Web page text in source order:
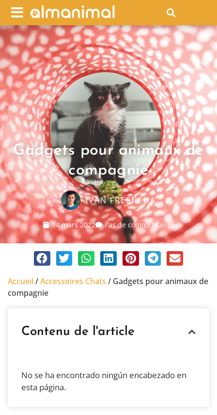
Gadgets pour animaux de
compagnie
IVÁN FRESNEDA
14 mars 2022 Pas de commentaires
Accueil /Accessoires Chats / Gadgets pour animaux de
compagnie
Contenu de l'article
No se ha encontrado ningún encabezado en
esta página.